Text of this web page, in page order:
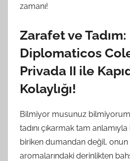
zamanı!
Zarafet ve Tadım:
Diplomaticos
Privada II ile
Kolaylığı!
Bilmiyor musunuz
tadını çıkarmak tam
biriken dumandan değil, onun
aromalarındaki derinlikten